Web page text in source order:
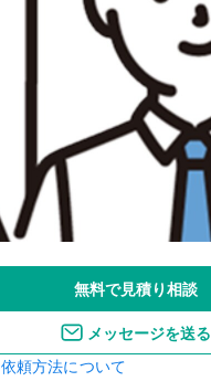
無料で見積り相談
メッセージを送る
依頼方法について